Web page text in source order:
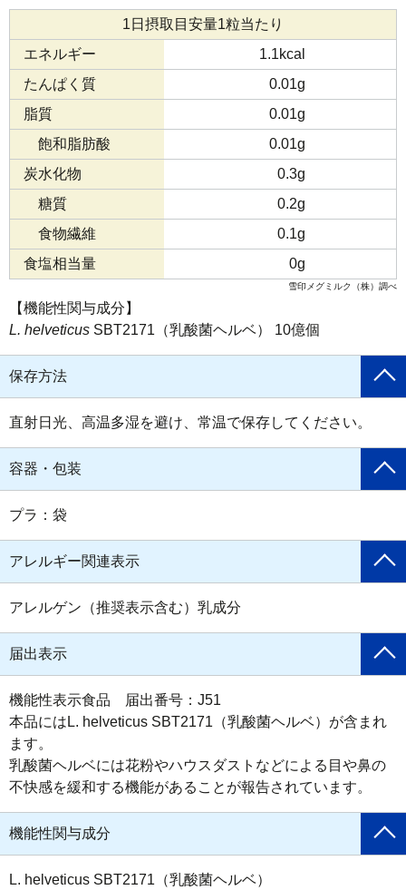
1日摂取目安量1粒当たり
エネルギー
1.1kcal
たんぱく質
0.01g
脂質
0.01g
飽和脂肪酸
0.01g
炭水化物
0.3g
糖質
0.2g
食物繊維
0.1g
食塩相当量
0g
雪印メグミルク（株）調べ
【機能性関与成分】
L. helveticus SBT2171（乳酸菌ヘルベ） 10億個
保存方法
直射日光、高温多湿を避け、常温で保存してください。
容器・包装
プラ：袋
アレルギー関連表示
アレルゲン（推奨表示含む）乳成分
届出表示
機能性表示食品　届出番号：J51
本品にはL. helveticus SBT2171（乳酸菌ヘルベ）が含まれ
ます。
乳酸菌ヘルベには花粉やハウスダストなどによる目や鼻の
不快感を緩和する機能があることが報告されています。
機能性関与成分
L. helveticus SBT2171（乳酸菌ヘルベ）